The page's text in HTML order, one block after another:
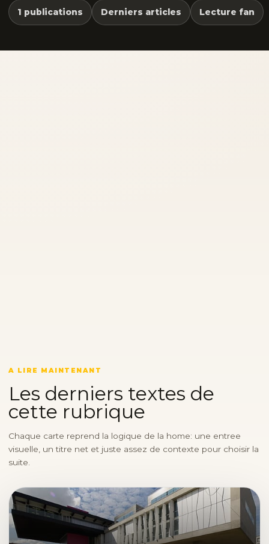
1 publications Derniers articles Lecture fan
A LIRE MAINTENANT
Les derniers textes de
cette rubrique
Chaque carte reprend la logique de la home: une entree
visuelle, un titre net et juste assez de contexte pour choisir la
suite.